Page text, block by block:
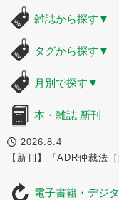
雑誌から探す ▼
タグから探す ▼
月別で探す ▼
本・雑誌 新刊
2026.8.4
【新刊】『ADR仲裁法
電子書籍・デジ